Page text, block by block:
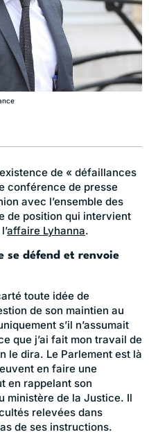
de « défaillances
conférence de presse
avec l’ensemble des
de position qui intervient
affaire Lyhanna.
se défend et renvoie
toute idée de
de son maintien au
s’il n’assumait
que j’ai fait mon travail de
le dira. Le Parlement est là
en faire une
en rappelant son
ministère de la Justice. Il
relevées dans
de ses instructions.